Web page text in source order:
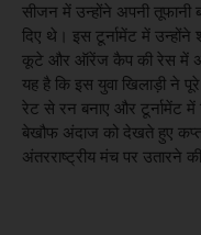
सीजन में उन्होंने अपनी तूफानी
दिए थे। इस टूर्नामेंट में उन्होंने
कूटे और ऑरेंज कैप की रेस में
यह है कि इस युवा खिलाड़ी ने
रेट से रन बनाए और टूर्नामेंट
बेखौफ अंदाज को देखते हुए
अंतरराष्ट्रीय मंच पर उतारने की